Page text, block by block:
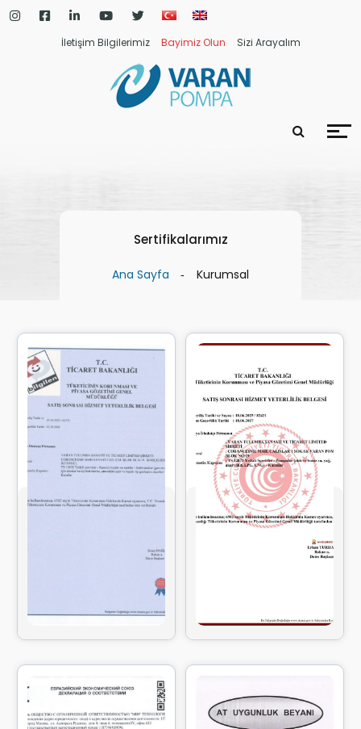
İletişim Bilgilerimiz Bayimiz Olun Sizi Arayalım
Sertifikalarımız
Ana Sayfa Kurumsal